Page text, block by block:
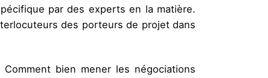
par des experts en la matière.
des porteurs de projet dans
bien mener les négociations